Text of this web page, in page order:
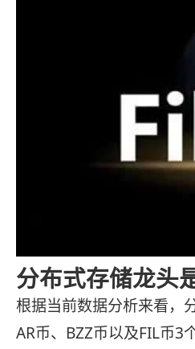
分布式存储龙头
根据当前数据分析来看，
AR币、BZZ币以及FIL币3